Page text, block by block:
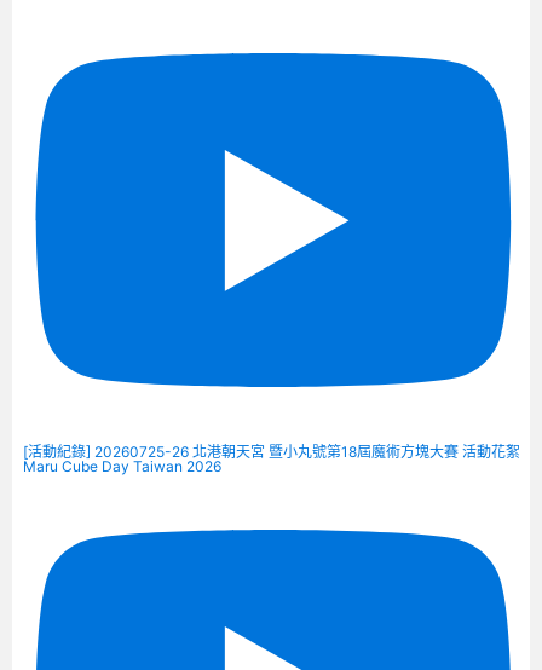
[活動紀錄] 20260725-26 北港朝天宮 暨小丸號第18屆魔術方塊大賽 活動花絮
Maru Cube Day Taiwan 2026